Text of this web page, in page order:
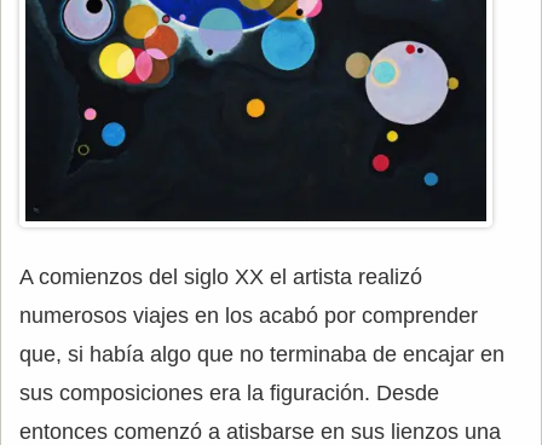
A comienzos del siglo XX el artista realizó
numerosos viajes en los acabó por comprender
que, si había algo que no terminaba de encajar en
sus composiciones era la figuración. Desde
entonces comenzó a atisbarse en sus lienzos una